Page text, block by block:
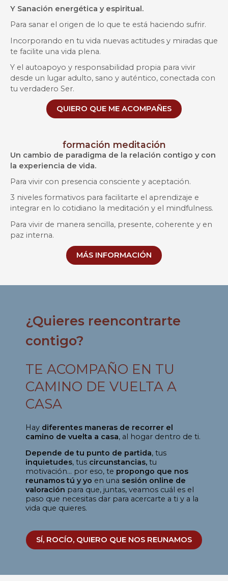
Y Sanación energética y espiritual.
Para sanar el origen de lo que te está haciendo sufrir.
Incorporando en tu vida nuevas actitudes y miradas que
te facilite una vida plena.
Y el autoapoyo y responsabilidad propia para vivir
desde un lugar adulto, sano y auténtico, conectada con
tu verdadero Ser.
QUIERO QUE ME ACOMPAÑES
formación meditación
Un cambio de paradigma de la relación contigo y con
la experiencia de vida.
Para vivir con presencia consciente y aceptación.
3 niveles formativos para facilitarte el aprendizaje e
integrar en lo cotidiano la meditación y el mindfulness.
Para vivir de manera sencilla, presente, coherente y en
paz interna.
MÁS INFORMACIÓN
¿Quieres reencontrarte
contigo?
TE ACOMPAÑO EN TU
CAMINO DE VUELTA A
CASA
Hay diferentes maneras de recorrer el
camino de vuelta a casa, al hogar dentro de ti.
Depende de tu punto de partida, tus
inquietudes, tus circunstancias, tu
motivación… por eso, te propongo que nos
reunamos tú y yo en una sesión online de
valoración para que, juntas, veamos cuál es el
paso que necesitas dar para acercarte a ti y a la
vida que quieres.
SÍ, ROCÍO, QUIERO QUE NOS REUNAMOS